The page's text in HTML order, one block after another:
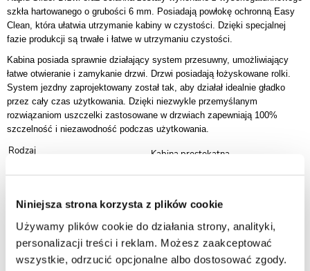
Niniejsza strona korzysta z plików cookie
Używamy plików cookie do działania strony, analityki,
personalizacji treści i reklam. Możesz zaakceptować
wszystkie, odrzucić opcjonalne albo dostosować zgody.
szkła hartowanego o grubości 6 mm. Posiadają powłokę ochronną Easy
Clean, która ułatwia utrzymanie kabiny w czystości. Dzięki specjalnej
fazie produkcji są trwałe i łatwe w utrzymaniu czystości.
Kabina posiada sprawnie działający system przesuwny, umożliwiający
łatwe otwieranie i zamykanie drzwi. Drzwi posiadają łożyskowane rolki.
System jezdny zaprojektowany został tak, aby działał idealnie gładko
przez cały czas użytkowania. Dzięki niezwykle przemyślanym
rozwiązaniom uszczelki zastosowane w drzwiach zapewniają 100%
szczelność i niezawodność podczas użytkowania.
Rodzaj
Kabina prostokątna
Kolor profili
Chrom
aktywna powłoka
Dłuższy bok [cm]
140 drzwi
Krótszy bok [cm]
90 ścianka stała
Wysokość
1950 mm
Regulacja na profilach
1390-1410 mm drzwi x 885-895